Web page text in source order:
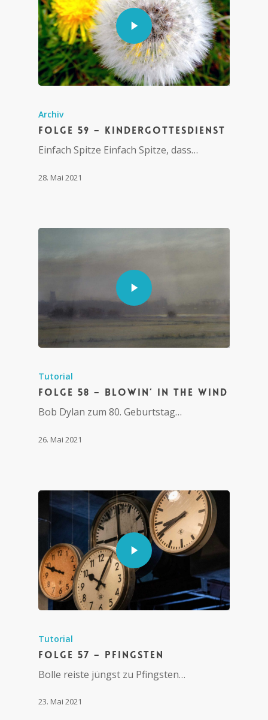
Archiv
Folge 59 – Kindergottesdienst
Einfach Spitze Einfach Spitze, dass…
28. Mai 2021
Tutorial
Folge 58 – Blowin‘ in the wind
Bob Dylan zum 80. Geburtstag…
26. Mai 2021
Tutorial
Folge 57 – Pfingsten
Bolle reiste jüngst zu Pfingsten…
23. Mai 2021